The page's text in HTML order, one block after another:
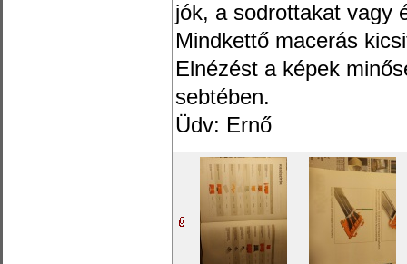
jók, a sodrottakat vagy
Mindkettő macerás
Elnézést a képek
sebtében.
Üdv: Ernő